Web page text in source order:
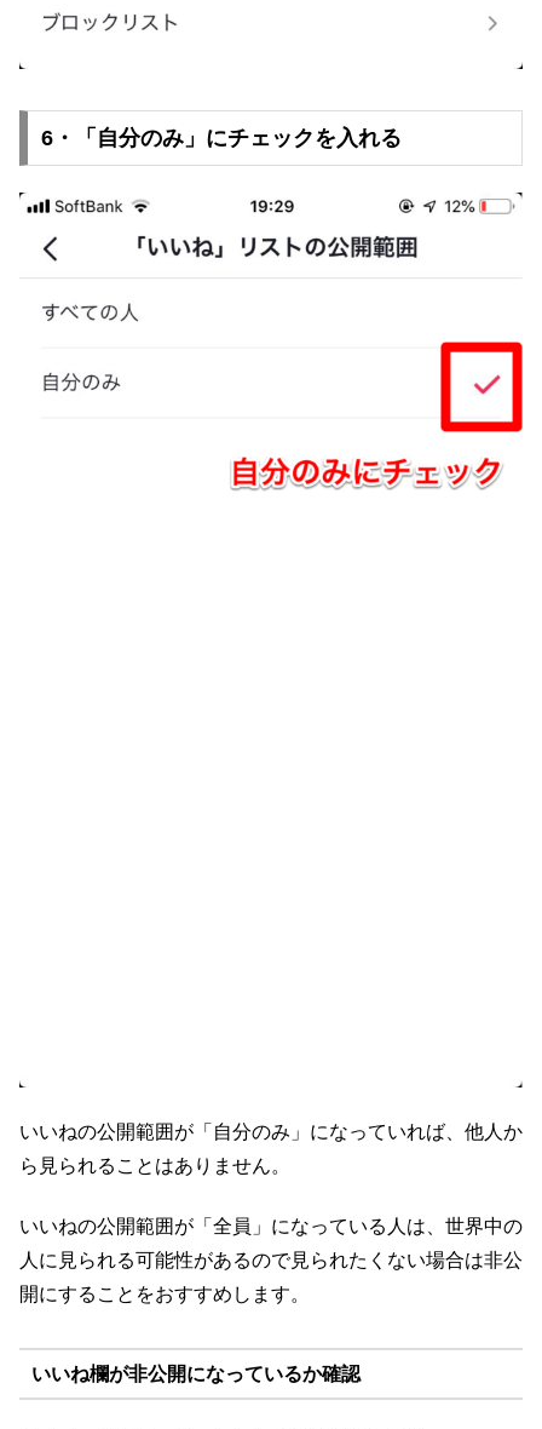
6・「自分のみ」にチェックを入れる
いいねの公開範囲が「自分のみ」になっていれば、他人か
ら見られることはありません。
いいねの公開範囲が「全員」になっている人は、世界中の
人に見られる可能性があるので見られたくない場合は非公
開にすることをおすすめします。
いいね欄が非公開になっているか確認